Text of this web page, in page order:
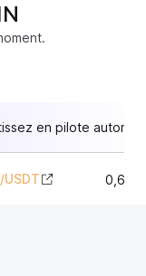
en pilote
/USDT